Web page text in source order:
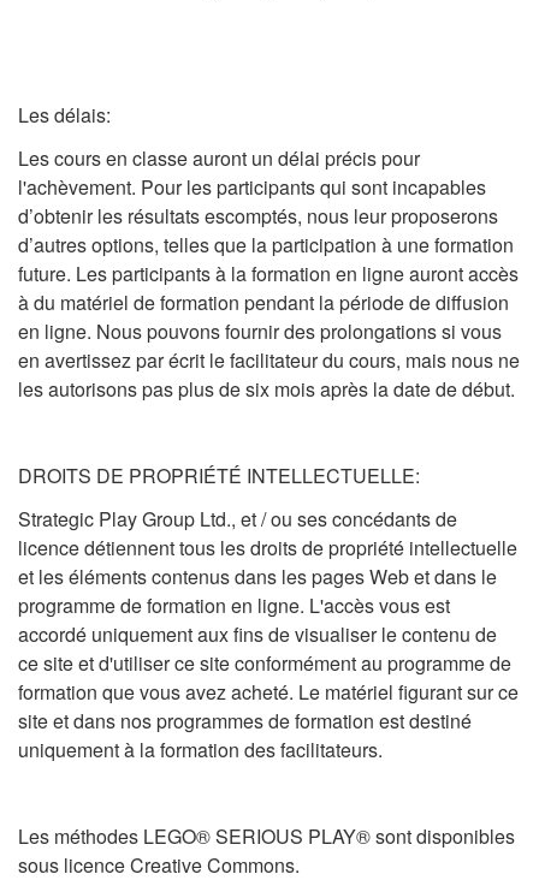
Les délais:
Les cours en classe auront un délai précis pour
l'achèvement. Pour les participants qui sont incapables
d’obtenir les résultats escomptés, nous leur proposerons
d’autres options, telles que la participation à une formation
future. Les participants à la formation en ligne auront accès
à du matériel de formation pendant la période de diffusion
en ligne. Nous pouvons fournir des prolongations si vous
en avertissez par écrit le facilitateur du cours, mais nous ne
les autorisons pas plus de six mois après la date de début.
DROITS DE PROPRIÉTÉ INTELLECTUELLE:
Strategic Play Group Ltd., et / ou ses concédants de
licence détiennent tous les droits de propriété intellectuelle
et les éléments contenus dans les pages Web et dans le
programme de formation en ligne. L'accès vous est
accordé uniquement aux fins de visualiser le contenu de
ce site et d'utiliser ce site conformément au programme de
formation que vous avez acheté. Le matériel figurant sur ce
site et dans nos programmes de formation est destiné
uniquement à la formation des facilitateurs.
Les méthodes LEGO® SERIOUS PLAY® sont disponibles
sous licence Creative Commons.